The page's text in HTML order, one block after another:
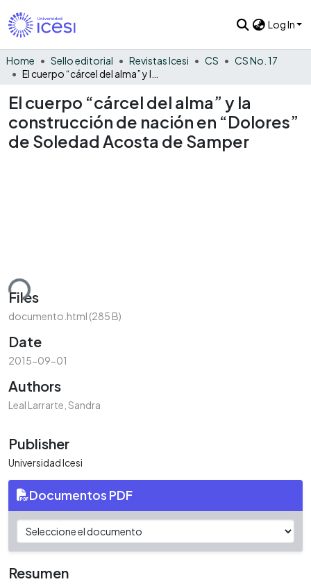
Log In
Home Sello editorial Revistas Icesi CS
CS No. 17
El cuerpo “cárcel del alma” y la
construcción de nación en “Dolores”
de Soledad Acosta de Samper
Files
documento.html (285 B)
Date
2015-09-01
Authors
Leal Larrarte, Sandra
Publisher
Universidad Icesi
Documentos PDF
Resumen